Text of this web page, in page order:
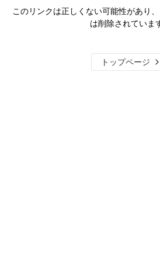
このリンクは正しくない可能性があり
は削除されていま
トップページ